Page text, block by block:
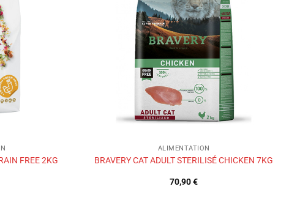
FREE 2KG
ALIMENTATION
BRAVERY CAT ADULT STERILISÉ CHICKEN 7KG
70,90€